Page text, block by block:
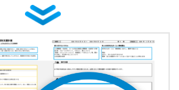
切な関わり方がわかることで、
、ということが研究を通して実証されています。
以上の方が受講され、「毎日のようにあった癇癪
回言ってもやってくれなかった宿題をやるように
方にご好評をいただいています。